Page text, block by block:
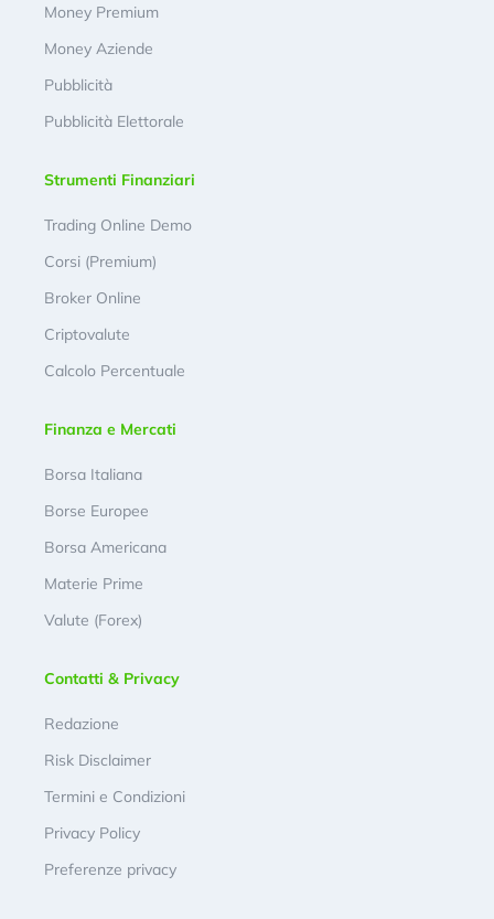
Money Premium
Money Aziende
Pubblicità
Pubblicità Elettorale
Strumenti Finanziari
Trading Online Demo
Corsi (Premium)
Broker Online
Criptovalute
Calcolo Percentuale
Finanza e Mercati
Borsa Italiana
Borse Europee
Borsa Americana
Materie Prime
Valute (Forex)
Contatti & Privacy
Redazione
Risk Disclaimer
Termini e Condizioni
Privacy Policy
Preferenze privacy